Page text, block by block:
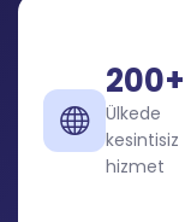
200+
Ülkede
kesintisiz
hizmet